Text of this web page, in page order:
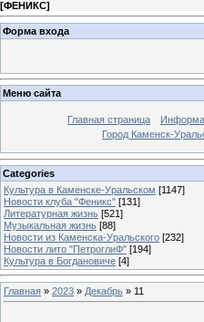
[ФЕНИКС]
Форма входа
Меню сайта
Главная страница
Город Каменск-
Categories
Культура в Каменске-Уральском [1147]
Новости клуба "Феникс" [131]
Литературная жизнь [521]
Музыкальная жизнь [88]
Новости из Каменска-Уральского [232]
Новости лито "ПетроглиФ" [194]
Культура в Богдановиче [4]
Главная » 2023 » Декабрь » 11